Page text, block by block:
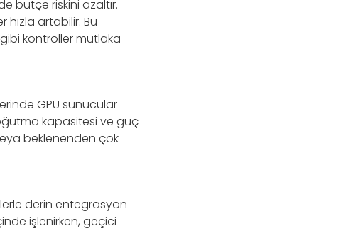
bütçe riskini azaltır.
hızla artabilir. Bu
kontroller mutlaka
GPU sunucular
kapasitesi ve güç
beklenenden çok
derin entegrasyon
işlenirken, geçici